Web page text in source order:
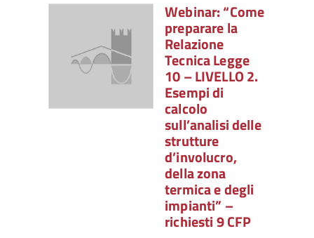
Webinar: “Come
preparare la
Relazione
Tecnica Legge
10 – LIVELLO 2.
Esempi di
calcolo
sull’analisi delle
strutture
d’involucro,
della zona
termica e degli
impianti” –
richiesti 9 CFP